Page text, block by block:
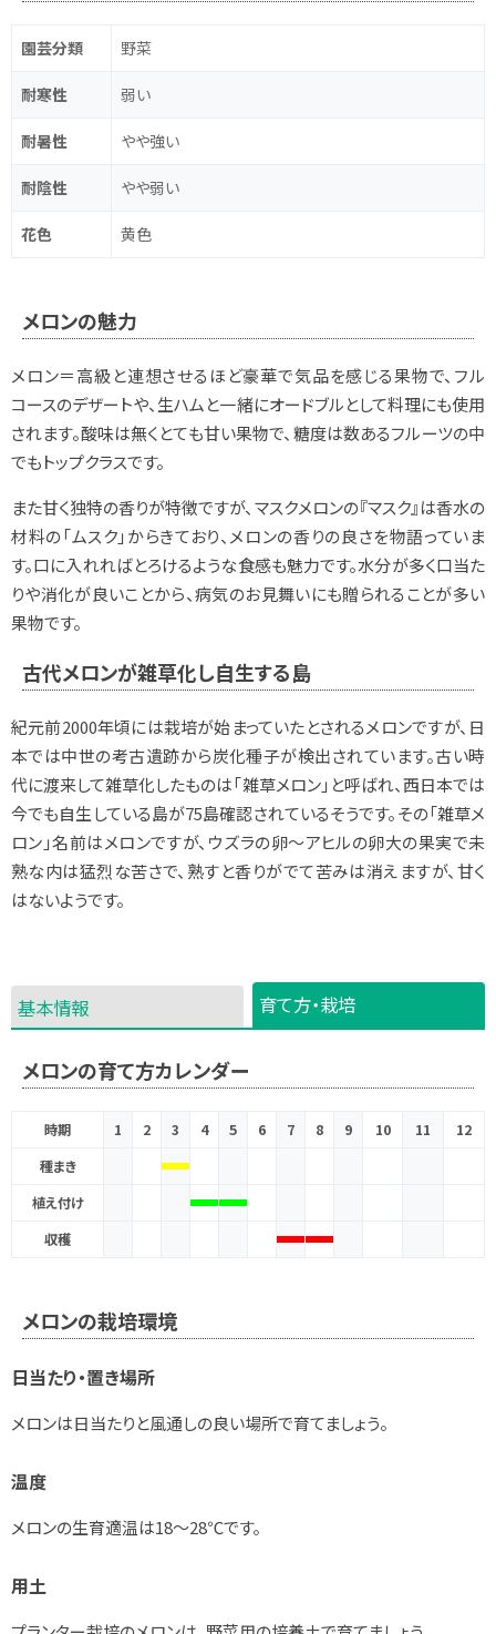
園芸分類 野菜
耐寒性 弱い
耐暑性 やや強い
耐陰性 やや弱い
花色 黄色
メロンの魅力
メロン＝高級と連想させるほど豪華で気品を感じる果物で、フル
コースのデザートや、生ハムと一緒にオードブルとして料理にも使用
されます。酸味は無くとても甘い果物で、糖度は数あるフルーツの中
でもトップクラスです。
また甘く独特の香りが特徴ですが、マスクメロンの『マスク』は香水の
材料の「ムスク」からきており、メロンの香りの良さを物語っていま
す。口に入れればとろけるような食感も魅力です。水分が多く口当た
りや消化が良いことから、病気のお見舞いにも贈られることが多い
果物です。
古代メロンが雑草化し自生する島
紀元前2000年頃には栽培が始まっていたとされるメロンですが、日
本では中世の考古遺跡から炭化種子が検出されています。古い時
代に渡来して雑草化したものは「雑草メロン」と呼ばれ、西日本では
今でも自生している島が75島確認されているそうです。その「雑草メ
ロン」名前はメロンですが、ウズラの卵〜アヒルの卵大の果実で未
熟な内は猛烈な苦さで、熟すと香りがでて苦みは消えますが、甘く
はないようです。
基本情報 育て方・栽培
メロンの育て方カレンダー
時期 1 2 3 4 5 6 7 8 9 10 11
12
種まき
植え付け
収穫
メロンの栽培環境
日当たり・置き場所
メロンは日当たりと風通しの良い場所で育てましょう。
温度
メロンの生育適温は18～28℃です。
用土